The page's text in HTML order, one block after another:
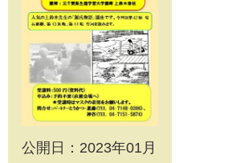
公開日：2023年01月